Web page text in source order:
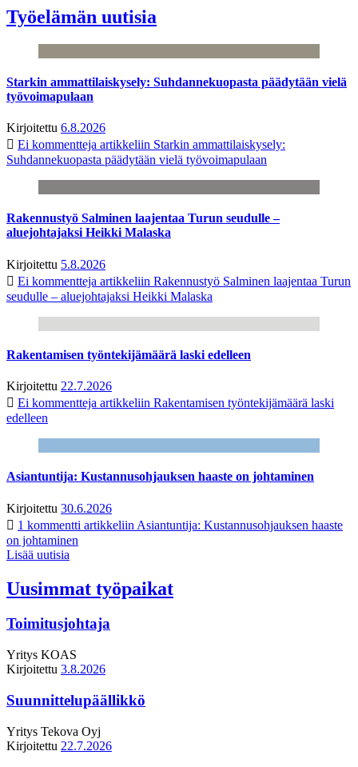
Työelämän uutisia
Starkin ammattilaiskysely: Suhdannekuopasta päädytään vielä
työvoimapulaan
Kirjoitettu 6.8.2026
Ei kommentteja artikkeliin Starkin ammattilaiskysely:
Suhdannekuopasta päädytään vielä työvoimapulaan
Rakennustyö Salminen laajentaa Turun seudulle –
aluejohtajaksi Heikki Malaska
Kirjoitettu 5.8.2026
Ei kommentteja artikkeliin Rakennustyö Salminen laajentaa Turun
seudulle – aluejohtajaksi Heikki Malaska
Rakentamisen työntekijämäärä laski edelleen
Kirjoitettu 22.7.2026
Ei kommentteja artikkeliin Rakentamisen työntekijämäärä laski
edelleen
Asiantuntija: Kustannusohjauksen haaste on johtaminen
Kirjoitettu 30.6.2026
1 kommentti artikkeliin Asiantuntija: Kustannusohjauksen haaste
on johtaminen
Lisää uutisia
Uusimmat työpaikat
Toimitusjohtaja
Yritys KOAS
Kirjoitettu 3.8.2026
Suunnittelupäällikkö
Yritys Tekova Oyj
Kirjoitettu 22.7.2026